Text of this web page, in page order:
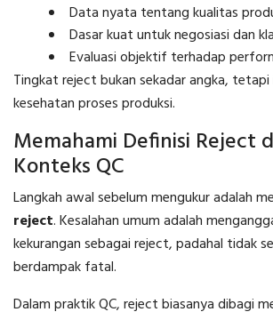
Data nyata tentang kualitas
Dasar kuat untuk negosiasi dan
Evaluasi objektif terhadap
Tingkat reject bukan sekadar angka,
kesehatan proses produksi.
Memahami Definisi Reject
Konteks QC
Langkah awal sebelum mengukur adalah
reject. Kesalahan umum adalah
kekurangan sebagai reject, padahal tidak
berdampak fatal.
Dalam praktik QC, reject biasanya dibagi